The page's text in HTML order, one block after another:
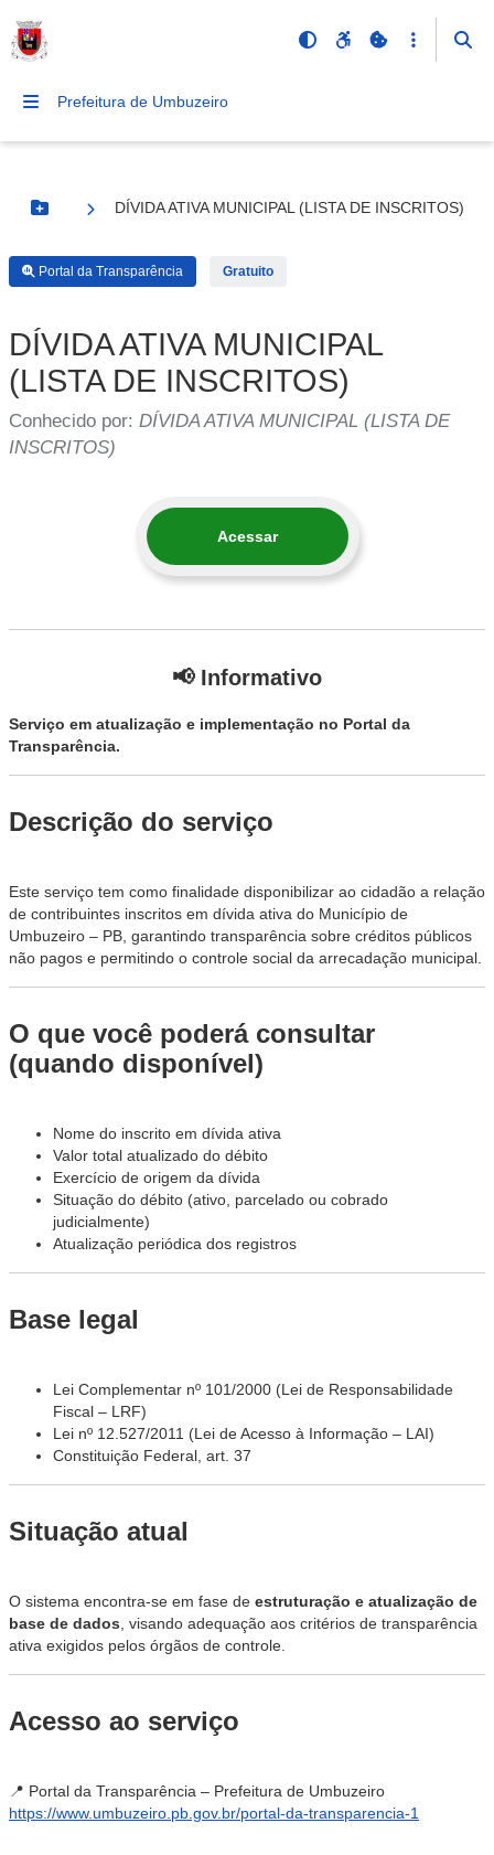
Prefeitura de Umbuzeiro
Botão Menu
DÍVIDA ATIVA MUNICIPAL (LISTA DE INSCRITOS)
Portal da Transparência Gratuito
DÍVIDA ATIVA MUNICIPAL
(LISTA DE INSCRITOS)
Conhecido por: DÍVIDA ATIVA MUNICIPAL (LISTA DE
INSCRITOS)
Acessar
📢 Informativo
Serviço em atualização e implementação no Portal da
Transparência.
Descrição do serviço
Este serviço tem como finalidade disponibilizar ao cidadão a relação
de contribuintes inscritos em dívida ativa do Município de
Umbuzeiro – PB, garantindo transparência sobre créditos públicos
não pagos e permitindo o controle social da arrecadação municipal.
O que você poderá consultar
(quando disponível)
Nome do inscrito em dívida ativa
Valor total atualizado do débito
Exercício de origem da dívida
Situação do débito (ativo, parcelado ou cobrado
judicialmente)
Atualização periódica dos registros
Base legal
Lei Complementar nº 101/2000 (Lei de Responsabilidade
Fiscal – LRF)
Lei nº 12.527/2011 (Lei de Acesso à Informação – LAI)
Constituição Federal, art. 37
Situação atual
O sistema encontra-se em fase de estruturação e atualização de
base de dados , visando adequação aos critérios de transparência
ativa exigidos pelos órgãos de controle.
Acesso ao serviço
📍 Portal da Transparência – Prefeitura de Umbuzeiro
https://www.umbuzeiro.pb.gov.br/portal-da-transparencia-1